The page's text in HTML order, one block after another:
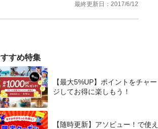
最終更新日： 2017/6/12
すめ特集
【最大5%UP】ポイントをチャー
ジしてお得に楽しもう！
【随時更新】アソビュー！で使え